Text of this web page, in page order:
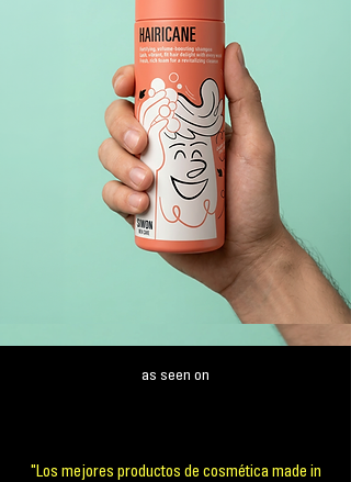
as seen on
"Los mejores productos de cosmética made in